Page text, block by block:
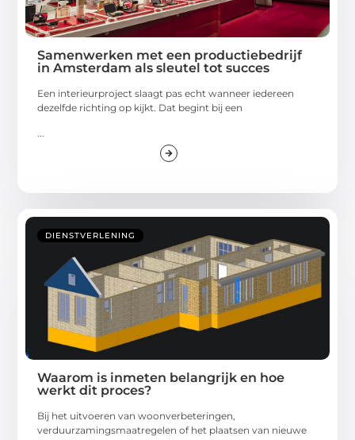
Samenwerken met een productiebedrijf
in Amsterdam als sleutel tot succes
Een interieurproject slaagt pas echt wanneer iedereen
dezelfde richting op kijkt. Dat begint bij een
...
DIENSTVERLENING
Waarom is inmeten belangrijk en hoe
werkt dit proces?
Bij het uitvoeren van woonverbeteringen,
verduurzamingsmaatregelen of het plaatsen van nieuwe